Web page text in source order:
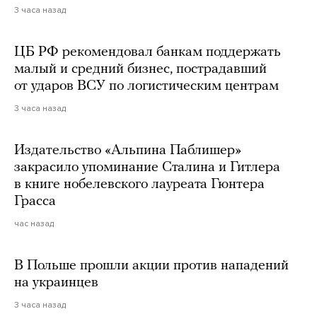
3 часа назад
ЦБ РФ рекомендовал банкам поддержать
малый и средний бизнес, пострадавший
от ударов ВСУ по логистическим центрам
3 часа назад
Издательство «Альпина Паблишер»
закрасило упоминание Сталина и Гитлера
в книге нобелевского лауреата Гюнтера
Грасса
час назад
В Польше прошли акции против нападений
на украинцев
3 часа назад